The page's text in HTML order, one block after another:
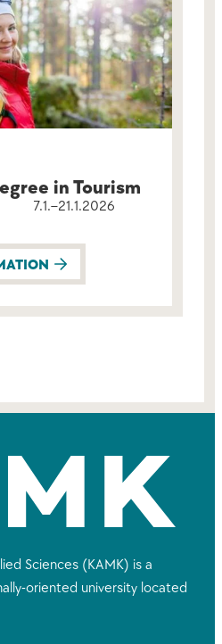
in Tourism
7.1.–21.1.2026
Sciences (KAMK) is a
oriented university located